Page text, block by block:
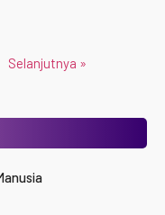
Selanjutnya »